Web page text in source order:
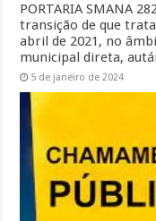
PORTARIA SMANA
transição de que trata
abril de 2021, no
municipal direta,
5 de janeiro de 2024